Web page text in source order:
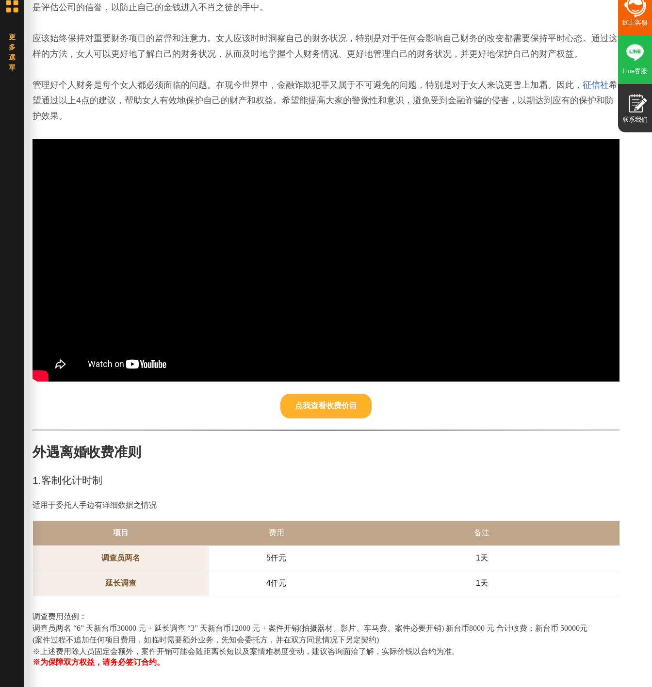
是评估公司的信誉，以防止自己的金钱进入不肖之徒的手中。
应该始终保持对重要财务项目的监督和注意力。女人应该时时洞察自己的财务状况，特别是对于任何会影响自己财务的改变都需要保持平时心态。通过这
样的方法，女人可以更好地了解自己的财务状况，从而及时地掌握个人财务情况、更好地管理自己的财务状况，并更好地保护自己的财产权益。
管理好个人财务是每个女人都必须面临的问题。在现今世界中，金融诈欺犯罪又属于不可避免的问题，特别是对于女人来说更雪上加霜。因此，征信社希
望通过以上4点的建议，帮助女人有效地保护自己的财产和权益。希望能提高大家的警觉性和意识，避免受到金融诈骗的侵害，以期达到应有的保护和防
护效果。
点我查看收费价目
外遇离婚收费准则
1.客制化计时制
适用于委托人手边有详细数据之情况
项目 费用 备注
调查员两名 5仟元 1天
延长调查 4仟元 1天
调查费用范例：
调查员两名 “6” 天新台币30000 元 + 延长调查 “3” 天新台币12000 元 + 案件开销(拍摄器材、影片、车马费、案件必要开销) 新台币8000 元 合计收费：新台币 50000元
(案件过程不追加任何项目费用，如临时需要额外业务，先知会委托方，并在双方同意情况下另定契约)
※上述费用除人员固定金额外，案件开销可能会随距离长短以及案情难易度变动，建议咨询面洽了解，实际价钱以合约为准。
※为保障双方权益，请务必签订合约。
线上客服
Line客服
联系我们